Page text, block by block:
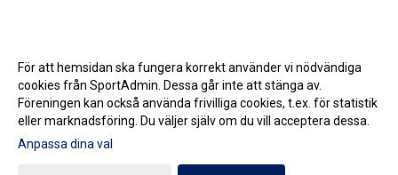
Gå till Webbversion
För att hemsidan ska fungera korrekt använder vi nödvändiga
cookies från SportAdmin. Dessa går inte att stänga av.
Föreningen kan också använda frivilliga cookies, t.ex. för statistik
eller marknadsföring. Du väljer själv om du vill acceptera dessa.
Anpassa dina val